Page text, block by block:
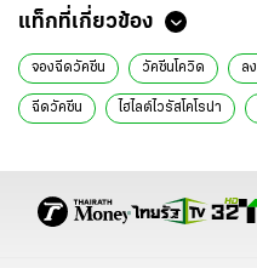
แท็กที่เกี่ยวข้อง
จองฉีดวัคซีน วัคซีนโควิด ล
ฉีดวัคซีน ไฮไลต์ไวรัสโคโรน่า